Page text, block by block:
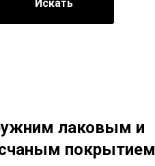
Искать
лаковым и